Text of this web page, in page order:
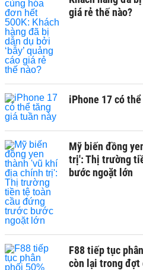
giá rẻ thế nào?
iPhone 17 có
Mỹ biến đồng
trị': Thị trường
bước ngoặt lớn
F88 tiếp tục
còn lại trong đợt